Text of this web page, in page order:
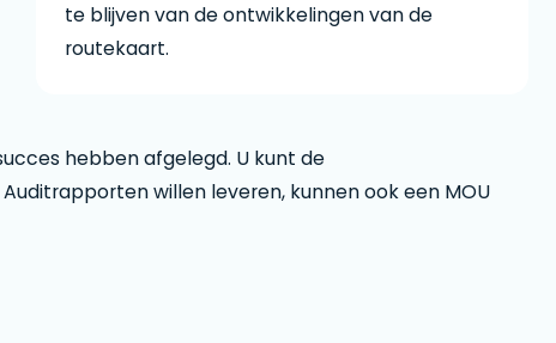
te blijven van de ontwikkelingen van de
routekaart.
hebben afgelegd. U kunt de
willen leveren, kunnen ook een MOU